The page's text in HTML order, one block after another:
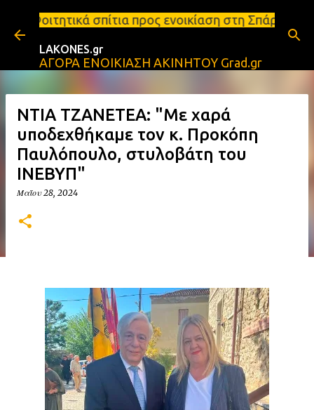
Μετάβαση στο κύριο περιεχόμενο
προς ενοικίαση στη Σπάρτη Ενοικιάσεις
LAKONES.gr
ΑΓΟΡΑ ΕΝΟΙΚΙΑΣΗ ΑΚΙΝΗΤΟΥ Grad.gr
ΝΤΙΑ ΤΖΑΝΕΤΕΑ: "Με χαρά
υποδεχθήκαμε τον κ. Προκόπη
Παυλόπουλο, στυλοβάτη του
ΙΝΕΒΥΠ"
Μαΐου 28, 2024